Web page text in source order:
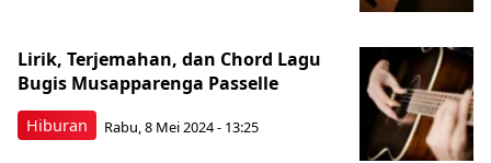
Hiburan
Lirik, Terjemahan, dan Chord Lagu
Bugis Musapparenga Passelle
Rabu, 8 Mei 2024 - 13:25